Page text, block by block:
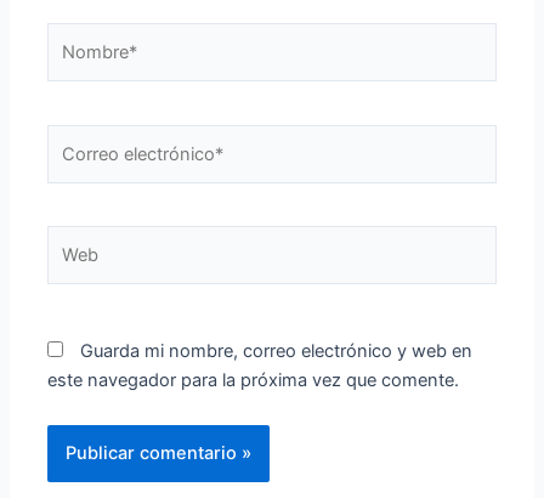
electrónico*
Guarda mi nombre, correo electrónico y web en
este navegador para la próxima vez que comente.